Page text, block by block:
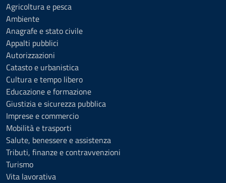
Agricoltura e pesca
Ambiente
Anagrafe e stato civile
Appalti pubblici
Autorizzazioni
Catasto e urbanistica
Cultura e tempo libero
Educazione e formazione
Giustizia e sicurezza pubblica
Imprese e commercio
Mobilità e trasporti
Salute, benessere e assistenza
Tributi, finanze e contravvenzioni
Turismo
Vita lavorativa